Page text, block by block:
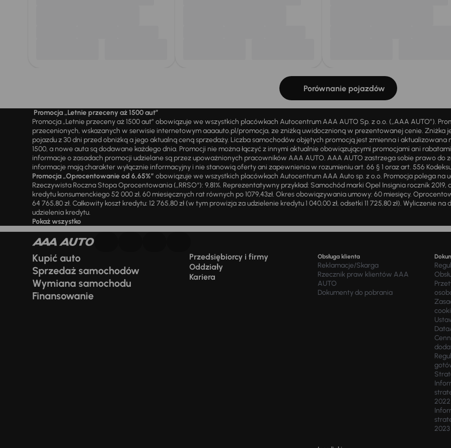
Porównanie pojazdów
Promocja „Letnie przeceny aż 1500 aut”
Promocja „Letnie przeceny aż 1500 aut” obowiązuje we wszystkich placówkach Autocentrum AAA AUTO Sp. z o.o. („AAA AUTO”).
przecenionych, wskazanych w serwisie internetowym aaaauto.pl/promocja, ze zniżką uwidocznioną w prezentowanej cenie. Zniżka
pojazdu z 30 dni przed obniżką a jego aktualną ceną sprzedaży. Liczba samochodów objętych promocją jest zmienna i
1500, a nowe auta są dodawane każdego dnia. Promocji nie można łączyć z innymi aktualnie obowiązującymi promocjami ani
informacje o zasadach promocji udzielane są przez upoważnionych pracowników AAA AUTO. AAA AUTO zastrzega sobie prawo
informacje mają charakter wyłącznie informacyjny i nie stanowią oferty ani zapewnienia w rozumieniu art. 66 § 1 oraz art. 556
Promocja „Oprocentowanie od 6,65%” obowiązuje we wszystkich placówkach Autocentrum AAA Auto sp. z o.o. Promocja polega na
Rzeczywista Roczna Stopa Oprocentowania („RRSO“): 9,81%. Reprezentatywny przykład: Samochód marki Opel Insignia rocznik 2019,
kredytu konsumenckiego 52 000 zł, 60 miesięcznych rat równych po 1079,43zł. Okres obowiązywania umowy: 60 miesięcy.
64 765,80 zł. Całkowity koszt kredytu: 12 765,80 zł (w tym prowizja za udzielenie kredytu 1 040,00 zł, odsetki 11 725,80 zł). Wyliczenie
udzielenia kredytu.
Pokaż wszystko
Kupić auto
Sprzedaż samochodów
Wymiana samochodu
Finansowanie
Przedsiębiorcy i firmy
Oddziały
Kariera
Obsługa klienta
Reklamacje/Skarga
Rzecznik praw klientów AAA
AUTO
Dokumenty do pobrania
2022
2023